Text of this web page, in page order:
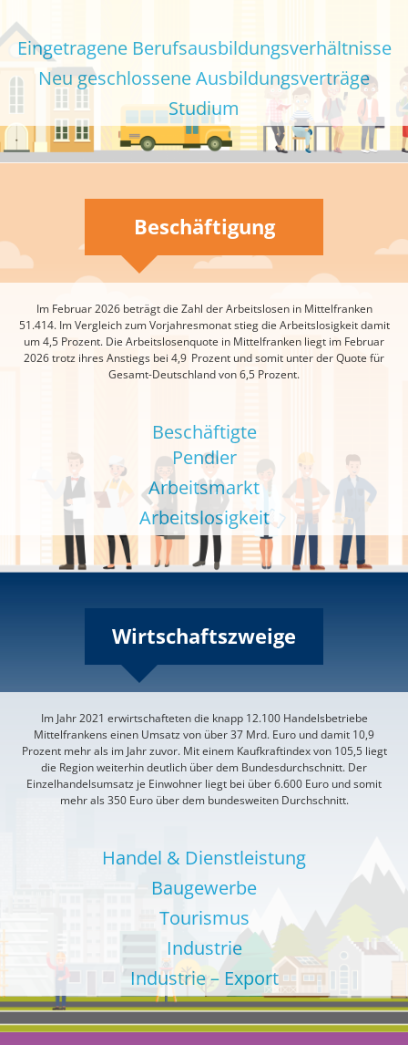
Eingetragene Berufsausbildungs­verhältnisse
Neu geschlossene Ausbildungsverträge
Studium
Beschäftigung
Im Februar 2026 beträgt die Zahl der Arbeitslosen in Mittelfranken
51.414. Im Vergleich zum Vorjahresmonat stieg die Arbeitslosigkeit damit
um 4,5 Prozent. Die Arbeitslosenquote in Mittelfranken liegt im Februar
2026 trotz ihres Anstiegs bei 4,9 Prozent und somit unter der Quote für
Gesamt-Deutschland von 6,5 Prozent.
Beschäftigte
Pendler
Arbeitsmarkt
Arbeitslosigkeit
Wirtschaftszweige
Im Jahr 2021 erwirtschafteten die knapp 12.100 Handelsbetriebe
Mittelfrankens einen Umsatz von über 37 Mrd. Euro und damit 10,9
Prozent mehr als im Jahr zuvor. Mit einem Kaufkraftindex von 105,5 liegt
die Region weiterhin deutlich über dem Bundesdurchschnitt. Der
Einzelhandelsumsatz je Einwohner liegt bei über 6.600 Euro und somit
mehr als 350 Euro über dem bundesweiten Durchschnitt.
Handel & Dienstleistung
Baugewerbe
Tourismus
Industrie
Industrie – Export